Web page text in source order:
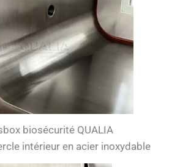
biosécurité QUALIA
intérieur en acier inoxydable